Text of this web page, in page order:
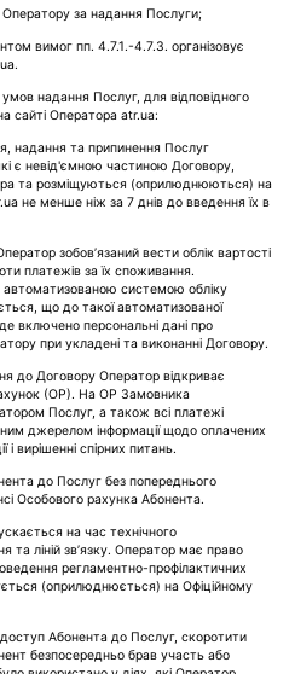
за надання Послуги;
вимог пп. 4.7.1.-4.7.3. організовує
надання Послуг, для відповідного
сайті Оператора atr.ua:
надання та припинення Послуг
є невід'ємною частиною Договору,
та розміщуються (оприлюднюються) на
не менше ніж за 7 днів до введення їх в
зобов’язаний вести облік вартості
платежів за їх споживання.
автоматизованою системою обліку
що до такої автоматизованої
включено персональні дані про
при укладені та виконанні Договору.
до Договору Оператор відкриває
(ОР). На ОР Замовника
Послуг, а також всі платежі
джерелом інформації щодо оплачених
вирішенні спірних питань.
до Послуг без попереднього
Особового рахунка Абонента.
на час технічного
та ліній зв’язку. Оператор має право
регламентно-профілактичних
(оприлюднюється) на Офіційному
Абонента до Послуг, скоротити
безпосередньо брав участь або